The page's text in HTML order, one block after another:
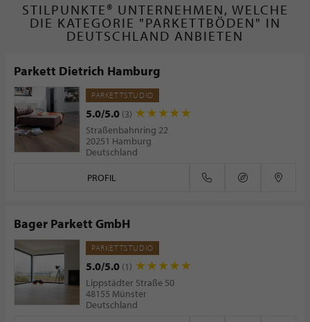
STILPUNKTE® UNTERNEHMEN, WELCHE
DIE KATEGORIE "PARKETTBÖDEN" IN
DEUTSCHLAND ANBIETEN
Parkett Dietrich Hamburg
PARKETTSTUDIO
5.0/5.0 (3)
Straßenbahnring 22
20251 Hamburg
Deutschland
PROFIL
Bager Parkett GmbH
PARKETTSTUDIO
5.0/5.0 (1)
Lippstädter Straße 50
48155 Münster
Deutschland